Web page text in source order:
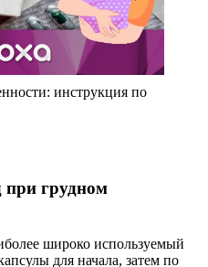
инструкция по
при грудном
широко используемый
для начала, затем по